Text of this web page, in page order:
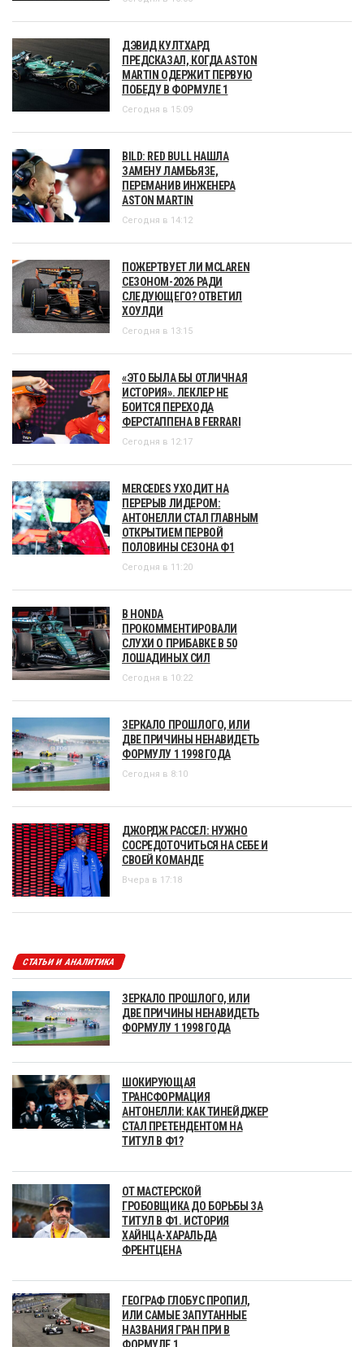
ДЭВИД КУЛТХАРД
ПРЕДСКАЗАЛ, КОГДА ASTON
MARTIN ОДЕРЖИТ ПЕРВУЮ
ПОБЕДУ В ФОРМУЛЕ 1
Сегодня в 15:09
BILD: RED BULL НАШЛА
ЗАМЕНУ ЛАМБЬЯЗЕ,
ПЕРЕМАНИВ ИНЖЕНЕРА
ASTON MARTIN
Сегодня в 14:12
ПОЖЕРТВУЕТ ЛИ MCLAREN
СЕЗОНОМ-2026 РАДИ
СЛЕДУЮЩЕГО? ОТВЕТИЛ
ХОУЛДИ
Сегодня в 13:15
«ЭТО БЫЛА БЫ ОТЛИЧНАЯ
ИСТОРИЯ». ЛЕКЛЕР НЕ
БОИТСЯ ПЕРЕХОДА
ФЕРСТАППЕНА В FERRARI
Сегодня в 12:17
MERCEDES УХОДИТ НА
ПЕРЕРЫВ ЛИДЕРОМ:
АНТОНЕЛЛИ СТАЛ ГЛАВНЫМ
ОТКРЫТИЕМ ПЕРВОЙ
ПОЛОВИНЫ СЕЗОНА Ф1
Сегодня в 11:20
В HONDA
ПРОКОММЕНТИРОВАЛИ
СЛУХИ О ПРИБАВКЕ В 50
ЛОШАДИНЫХ СИЛ
Сегодня в 10:22
ЗЕРКАЛО ПРОШЛОГО, ИЛИ
ДВЕ ПРИЧИНЫ НЕНАВИДЕТЬ
ФОРМУЛУ 1 1998 ГОДА
Сегодня в 8:10
ДЖОРДЖ РАССЕЛ: НУЖНО
СОСРЕДОТОЧИТЬСЯ НА СЕБЕ И
СВОЕЙ КОМАНДЕ
Вчера в 17:18
СТАТЬИ И АНАЛИТИКА
ЗЕРКАЛО ПРОШЛОГО, ИЛИ
ДВЕ ПРИЧИНЫ НЕНАВИДЕТЬ
ФОРМУЛУ 1 1998 ГОДА
ШОКИРУЮЩАЯ
ТРАНСФОРМАЦИЯ
АНТОНЕЛЛИ: КАК ТИНЕЙДЖЕР
СТАЛ ПРЕТЕНДЕНТОМ НА
ТИТУЛ В Ф1?
ОТ МАСТЕРСКОЙ
ГРОБОВЩИКА ДО БОРЬБЫ ЗА
ТИТУЛ В Ф1. ИСТОРИЯ
ХАЙНЦА-ХАРАЛЬДА
ФРЕНТЦЕНА
ГЕОГРАФ ГЛОБУС ПРОПИЛ,
ИЛИ САМЫЕ ЗАПУТАННЫЕ
НАЗВАНИЯ ГРАН ПРИ В
ФОРМУЛЕ 1